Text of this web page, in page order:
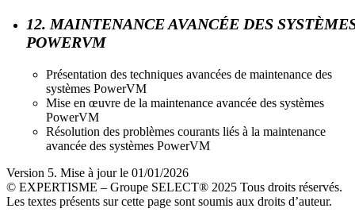
12. MAINTENANCE AVANCÉE DES
POWERVM
Présentation des techniques avancées de maintenance des
systèmes PowerVM
Mise en œuvre de la maintenance avancée des systèmes
PowerVM
Résolution des problèmes courants liés à la maintenance
avancée des systèmes PowerVM
Version 5. Mise à jour le 01/01/2026
© EXPERTISME – Groupe SELECT® 2025 Tous droits réservés.
Les textes présents sur cette page sont soumis aux droits d’auteur.